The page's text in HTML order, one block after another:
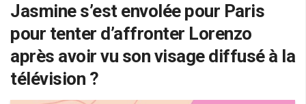
Jasmine s’est envolée pour Paris
pour tenter d’affronter Lorenzo
après avoir vu son visage diffusé à la
télévision ?